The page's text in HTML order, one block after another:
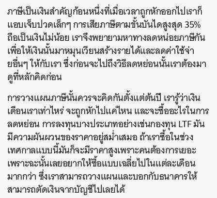
ภาษีเป็นเงินสำคัญก้อนหนึ่งที่เมื่อเวลาถูกหักออกไปเราก็
แอบเจ็บปวดเล็กๆ การเสียภาษีตามขั้นบันไดสูงสุด 35%
ถือเป็นเงินไม่น้อย เราจึงพยายามหาทางลดหน่อยภาษีกัน
เพื่อให้เงินนั้นมาหมุนเวียนสร้างรายได้และลดค่าใช้จ่า
ยอื่นๆ ให้กับเรา ซึ่งก่อนจะไปถึงวิธีลดหย่อนนั้นเราต้องมา
ดูที่หลักคิดก่อน
การวางแผนภาษีนั้นควรจะคิดกันตั้งแต่ต้นปี เรารู้ว่าเงิน
เดือนเราเท่าไหร่ จะถูกหักไปแค่ไหน และจะซื้ออะไรในการ
ลดหย่อน การลงทุนบางประเภทอย่างเช่นกองทุน LTF มัน
มีความผันผวนของราคาอยู่สม่ำเสมอ ถ้าเราซื้อในช่วง
เทศกาลแบบนี้มันก็จะมีราคาสูงเพราะคนต้องการเยอะ
เพราะฉะนั้นเลยอยากให้ซื้อแบบเฉลี่ยไปในแต่ละเดือน
มากกว่า ซึ่งเราสามารถวางแผนและบอกกับธนาคารให้
สามารถตัดเงินจากบัญชีไปเลยได้